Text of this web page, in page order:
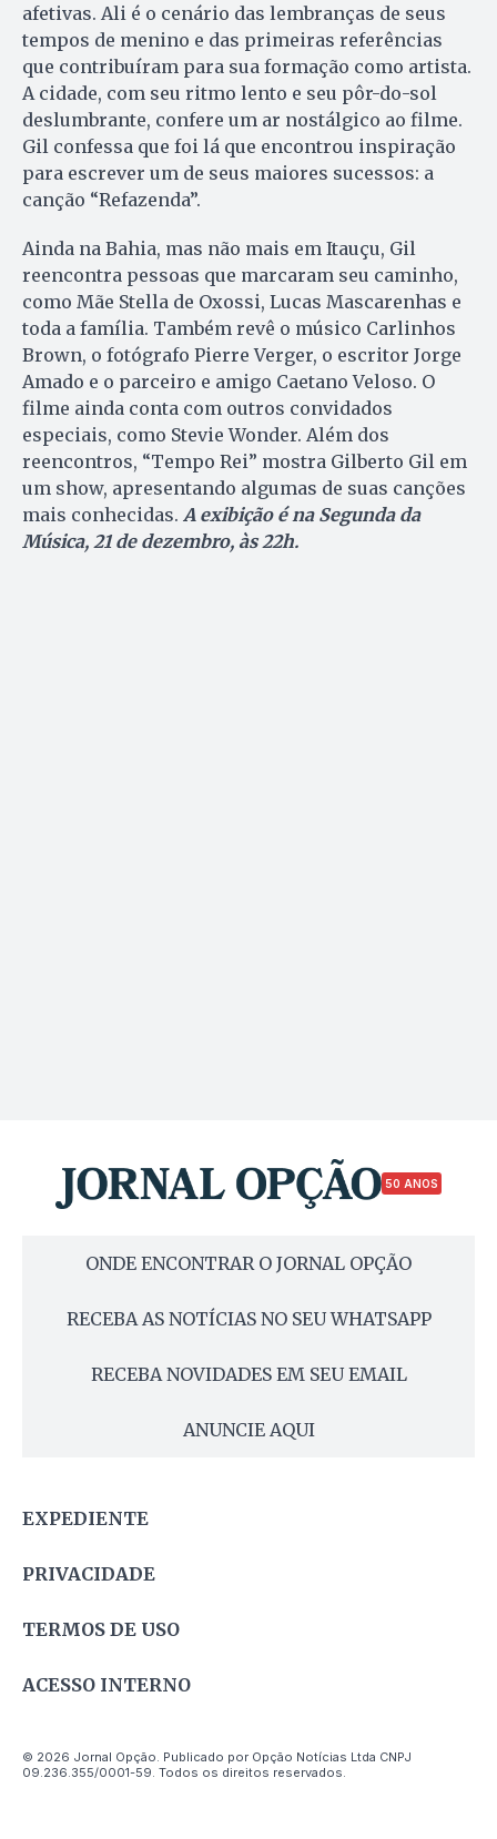
afetivas. Ali é o cenário das lembranças de seus
tempos de menino e das primeiras referências
que contribuíram para sua formação como artista.
A cidade, com seu ritmo lento e seu pôr-do-sol
deslumbrante, confere um ar nostálgico ao filme.
Gil confessa que foi lá que encontrou inspiração
para escrever um de seus maiores sucessos: a
canção “Refazenda”.
Ainda na Bahia, mas não mais em Itauçu, Gil
reencontra pessoas que marcaram seu caminho,
como Mãe Stella de Oxossi, Lucas Mascarenhas e
toda a família. Também revê o músico Carlinhos
Brown, o fotógrafo Pierre Verger, o escritor Jorge
Amado e o parceiro e amigo Caetano Veloso. O
filme ainda conta com outros convidados
especiais, como Stevie Wonder. Além dos
reencontros, “Tempo Rei” mostra Gilberto Gil em
um show, apresentando algumas de suas canções
mais conhecidas. A exibição é na Segunda da
Música, 21 de dezembro, às 22h.
50 ANOS
ONDE ENCONTRAR O JORNAL OPÇÃO
RECEBA AS NOTÍCIAS NO SEU WHATSAPP
RECEBA NOVIDADES EM SEU EMAIL
ANUNCIE AQUI
EXPEDIENTE
PRIVACIDADE
TERMOS DE USO
ACESSO INTERNO
© 2026 Jornal Opção. Publicado por Opção Notícias Ltda CNPJ
09.236.355/0001-59. Todos os direitos reservados.